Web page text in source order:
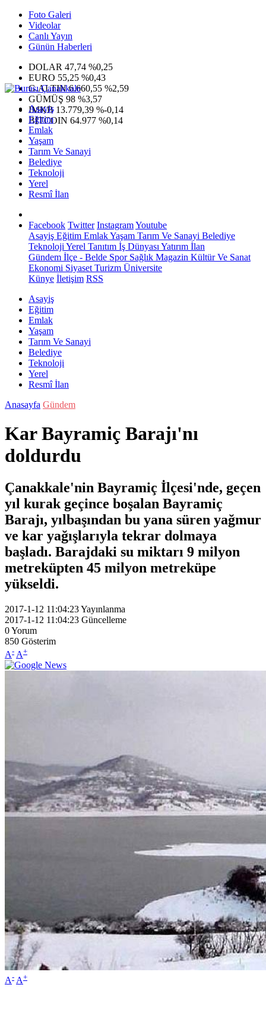
Foto Galeri
Videolar
Canlı Yayın
Günün Haberleri
DOLAR 47,74 %0,25
EURO 55,25 %0,43
G.ALTIN6.660,55 %2,59
GÜMÜŞ 98 %3,57
IMKB 13.779,39 %-0,14
BITCOIN 64.977 %0,14
Asayiş
Eğitim
Emlak
Yaşam
Tarım Ve Sanayi
Belediye
Teknoloji
Yerel
Resmî İlan
Facebook Twitter InstagramYoutube
Asayiş Eğitim EmlakYaşam Tarım Ve Sanayi Belediye
Teknoloji Yerel Tanıtım İş Dünyası Yatırım İlan
Gündem İlçe - Belde SporSağlık Magazin Kültür Ve Sanat
Ekonomi Siyaset Turizm Üniversite
Künye İletişim RSS
Asayiş
Eğitim
Emlak
Yaşam
Tarım Ve Sanayi
Belediye
Teknoloji
Yerel
Resmî İlan
Anasayfa Gündem
Kar Bayramiç Barajı'nı
doldurdu
Çanakkale'nin Bayramiç İlçesi'nde, geçen
yıl kurak geçince boşalan Bayramiç
Barajı, yılbaşından bu yana süren yağmur
ve kar yağışlarıyla tekrar dolmaya
başladı. Barajdaki su miktarı 9 milyon
metreküpten 45 milyon metreküpe
yükseldi.
2017-1-12 11:04:23Yayınlanma
2017-1-12 11:04:23 Güncelleme
0Yorum
850 Gösterim
A- A+
A- A+